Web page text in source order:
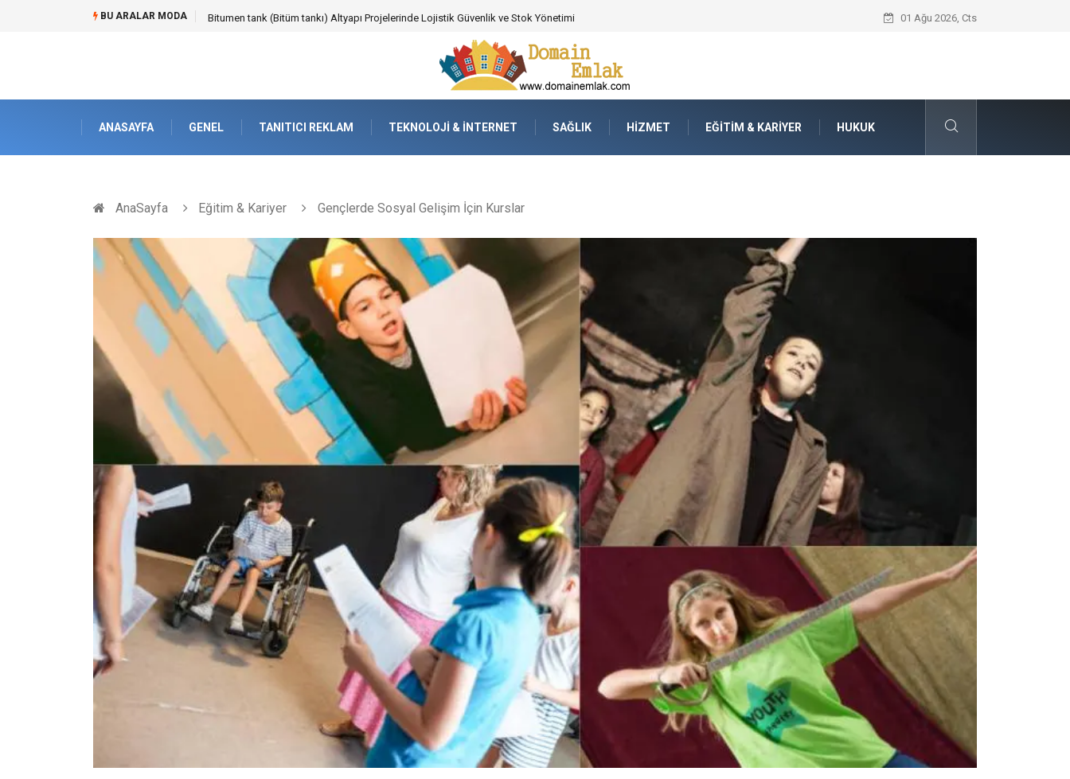
BU ARALAR MODA Güvenilir Chip Satışı: Kesintisiz Poker Deneyimi İçin Profesyonel Destek Seat Yedek Parça Dünyasında Kalite
01 Ağu 2026, Cts
ANASAYFA GENEL TANITICI REKLAM TEKNOLOJI & İNTERNET SAĞLIK HIZMET EĞITIM & KARIYER HUKUK
AnaSayfa Eğitim & Kariyer Gençlerde Sosyal Gelişim İçin Kurslar